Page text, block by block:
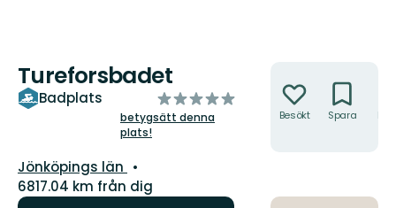
Tureforsbadet
Badplats
av
5
betygsätt denna
plats!
Län:
Jönköpings län
6817.04 km från dig
Besökt Spara